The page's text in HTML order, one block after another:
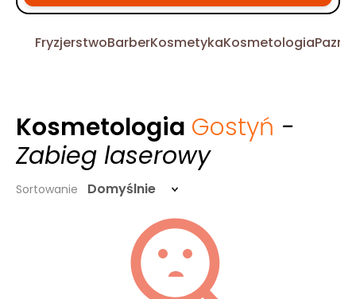
FryzjerstwoBarberKosmetykaKosmetologia
Kosmetologia Gostyń -
Zabieg laserowy
Sortowanie Domyślnie